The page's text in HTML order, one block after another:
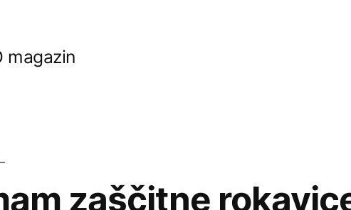
magazin
zaščitne